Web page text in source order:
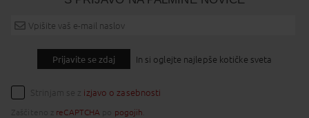
Prijavite se zdaj In si oglejte najlepše kotičke sveta
Strinjam se z izjavo o zasebnosti
Zaščiteno z reCAPTCHA pogojih